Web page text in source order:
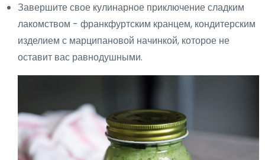
Завершите свое кулинарное приключение сладким
лакомством - франкфуртским кранцем, кондитерским
изделием с марципановой начинкой, которое не
оставит вас равнодушными.